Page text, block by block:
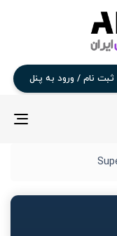
ثبت نام / ورود به پنل